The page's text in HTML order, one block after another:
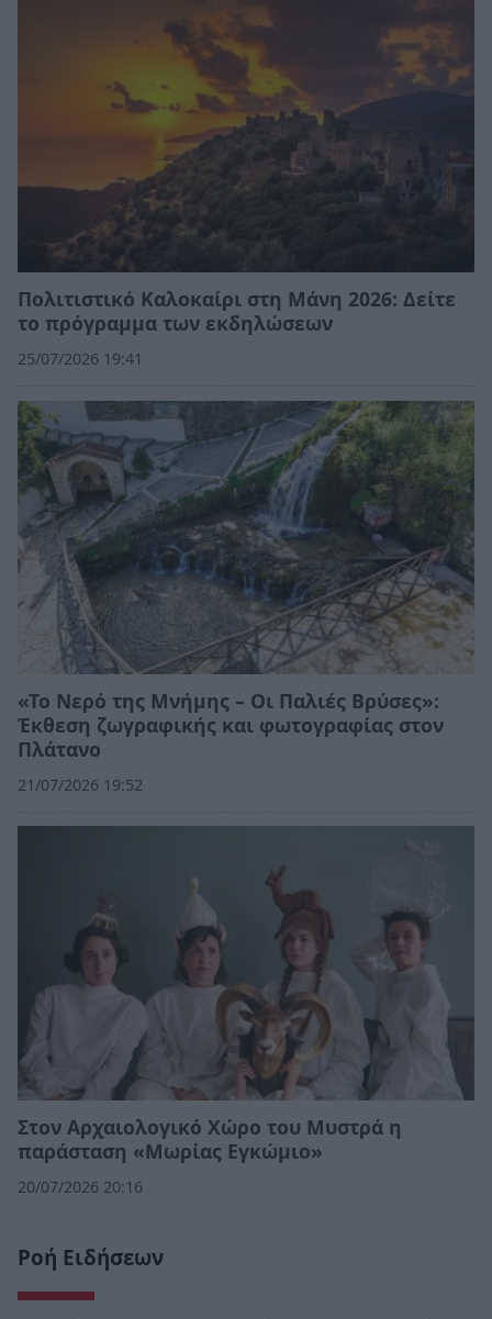
Πολιτιστικό Καλοκαίρι στη Μάνη 2026: Δείτε
το πρόγραμμα των εκδηλώσεων
25/07/2026 19:41
«Το Νερό της Μνήμης – Οι Παλιές Βρύσες»:
Έκθεση ζωγραφικής και φωτογραφίας στον
Πλάτανο
21/07/2026 19:52
Στον Αρχαιολογικό Χώρο του Μυστρά η
παράσταση «Μωρίας Εγκώμιο»
20/07/2026 20:16
Ροή Ειδήσεων